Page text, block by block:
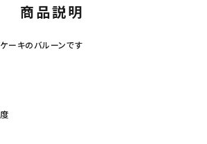
商品説明
ーキのバルーンです